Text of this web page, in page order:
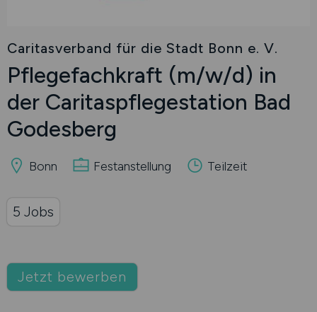
Caritasverband für die Stadt Bonn e. V.
Pflegefachkraft (m/w/d) in
der Caritaspflegestation Bad
Godesberg
Bonn Festanstellung Teilzeit
Jetzt bewerben
5 Jobs